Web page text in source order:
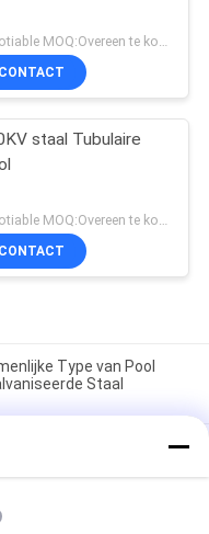
CONTACT
staal Tubulaire
CONTACT
Type van Pool
Staal
Gegalvaniseerde
Staaltoren
de
Pool Tubulaire met